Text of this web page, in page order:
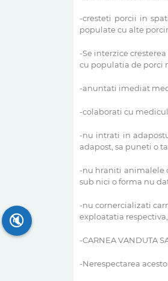
-cresteti porcii in
populate cu alte
-Se interzice
cu populatia de porci
-anuntati imediat
-colaborati cu
-nu intrati in
adapost, sa puneti o
-nu hraniti animalele
sub nici o forma nu
-nu cornercializati
exploatatia
-CARNEA VANDUTA
-Nerespectarea
🔇